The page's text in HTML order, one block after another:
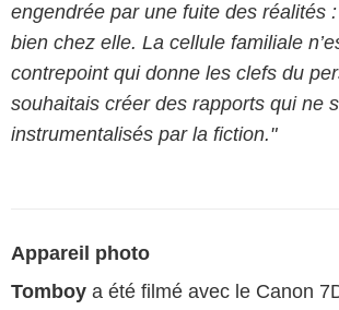
engendrée par une fuite des réalités
bien chez elle. La cellule familiale
contrepoint qui donne les clefs du
souhaitais créer des rapports qui ne
instrumentalisés par la fiction."
Appareil photo
Tomboy a été filmé avec le Canon